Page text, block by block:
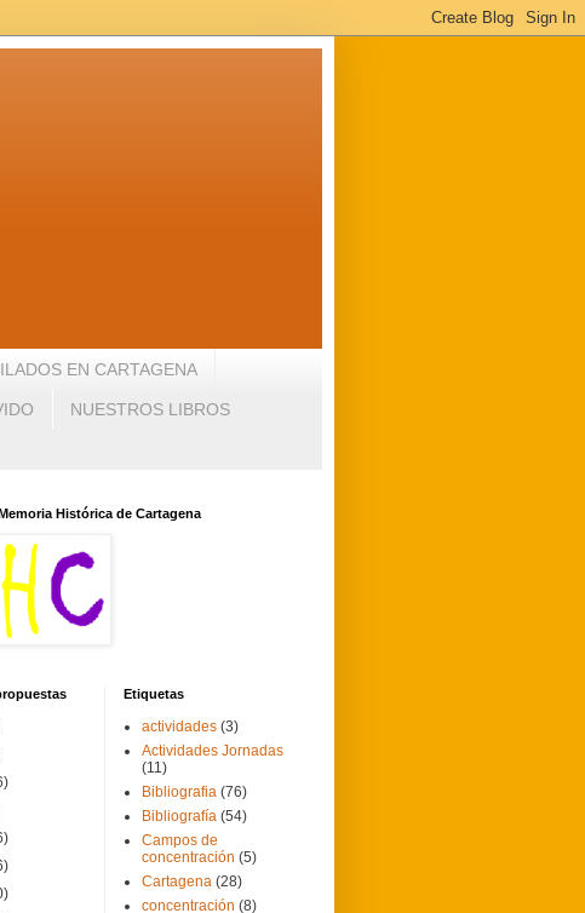
EN CARTAGENA
NUESTROS LIBROS
Histórica de Cartagena
Etiquetas
actividades (3)
Actividades Jornadas
(11)
Bibliografia (76)
Bibliografía (54)
Campos de
concentración (5)
Cartagena (28)
concentración (8)